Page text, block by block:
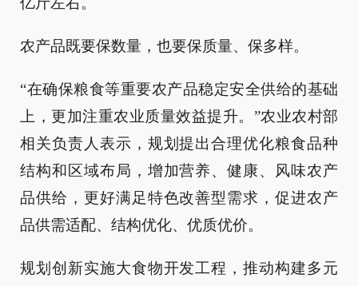
农产品既要保数量，也要保质量、保多样。
“在确保粮食等重要农产品稳定安全供给的基础
上，更加注重农业质量效益提升。”农业农村部
相关负责人表示，规划提出合理优化粮食品种
结构和区域布局，增加营养、健康、风味农产
品供给，更好满足特色改善型需求，促进农产
品供需适配、结构优化、优质优价。
规划创新实施大食物开发工程，推动构建多元